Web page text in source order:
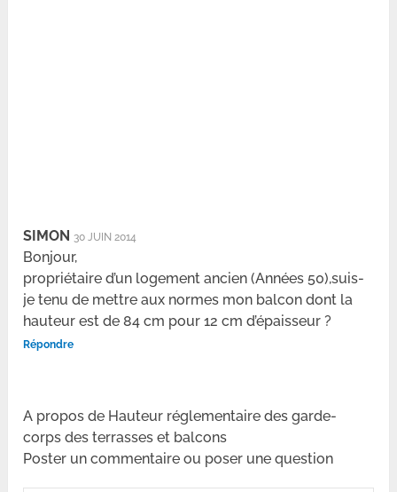
SIMON 30 JUIN 2014
Bonjour,
propriétaire d’un logement ancien (Années 50),suis-
je tenu de mettre aux normes mon balcon dont la
hauteur est de 84 cm pour 12 cm d’épaisseur ?
Répondre
A propos de Hauteur réglementaire des garde-
corps des terrasses et balcons
Poster un commentaire ou poser une question